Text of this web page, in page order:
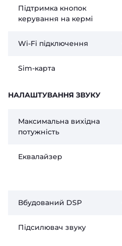
Підтримка кнопок
керування на кермі
Wi-Fi підключення
Sim-карта
НАЛАШТУВАННЯ ЗВУКУ
Максимальна вихідна
потужність
Еквалайзер
Вбудований DSP
Підсилювач звуку